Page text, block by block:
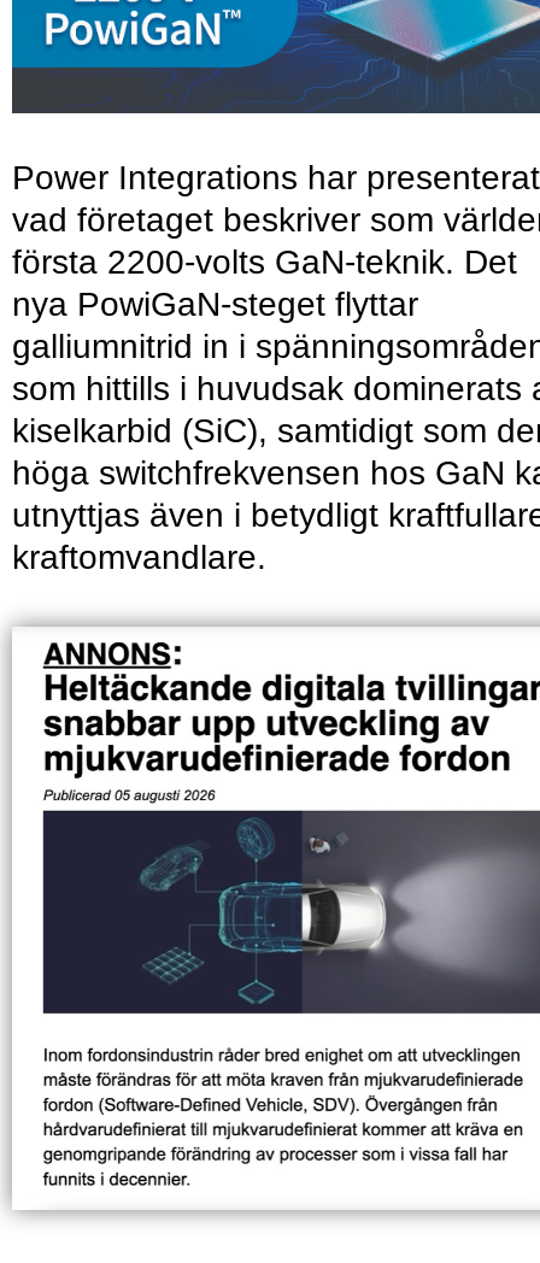
Power Integrations har presenterat
vad företaget beskriver som
första 2200-volts GaN-teknik. Det
nya PowiGaN-steget flyttar
galliumnitrid in i
som hittills i huvudsak dominerats
kiselkarbid (SiC), samtidigt som
höga switchfrekvensen hos GaN
utnyttjas även i betydligt
kraftomvandlare.